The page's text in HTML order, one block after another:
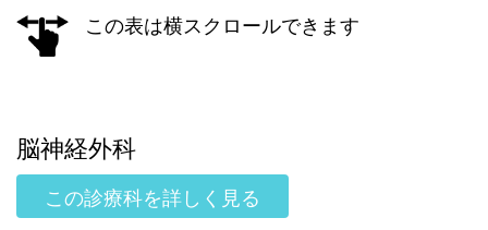
この表は横スクロールできます
脳神経外科
この診療科を詳しく見る